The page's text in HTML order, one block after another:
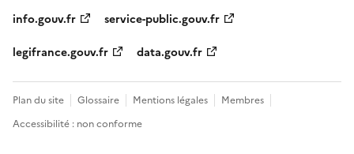
info.gouv.fr
service-public.gouv.fr
legifrance.gouv.fr
data.gouv.fr
Plan du site Glossaire Mentions légales
Membres
Accessibilité : non conforme